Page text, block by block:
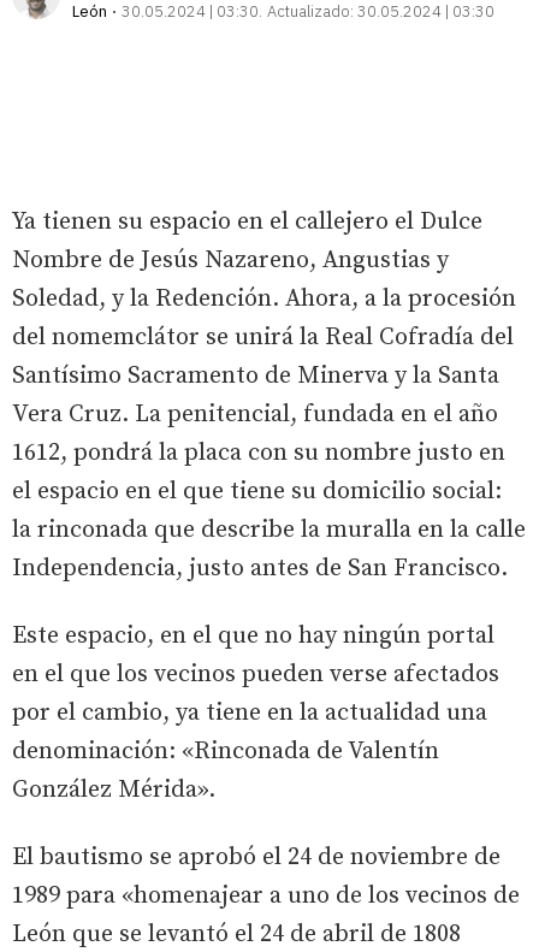
León
30.05.2024 | 03:30 Actualizado: 30.05.2024 | 03:30
Ya tienen su espacio en el callejero el Dulce
Nombre de Jesús Nazareno, Angustias y
Soledad, y la Redención. Ahora, a la procesión
del nomemclátor se unirá la Real Cofradía del
Santísimo Sacramento de Minerva y la Santa
Vera Cruz. La penitencial, fundada en el año
1612, pondrá la placa con su nombre justo en
el espacio en el que tiene su domicilio social:
la rinconada que describe la muralla en la calle
Independencia, justo antes de San Francisco.
Este espacio, en el que no hay ningún portal
en el que los vecinos pueden verse afectados
por el cambio, ya tiene en la actualidad una
denominación: «Rinconada de Valentín
González Mérida».
El bautismo se aprobó el 24 de noviembre de
1989 para «homenajear a uno de los vecinos de
León que se levantó el 24 de abril de 1808